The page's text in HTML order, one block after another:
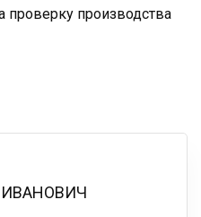
производства